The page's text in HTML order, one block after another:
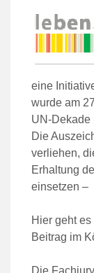
eine
wurde am
UN-Dekade
Die
verliehen,
Erhaltung
einsetzen –
Hier geht es
Beitrag im